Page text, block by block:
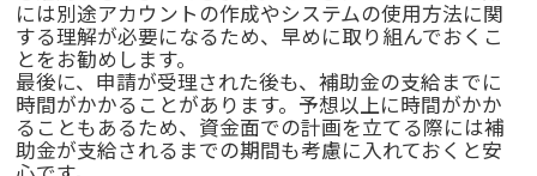
には別途アカウントの作成やシステムの使用方法に関
する理解が必要になるため、早めに取り組んでおくこ
とをお勧めします。
最後に、申請が受理された後も、補助金の支給までに
時間がかかることがあります。予想以上に時間がかか
ることもあるため、資金面での計画を立てる際には補
助金が支給されるまでの期間も考慮に入れておくと安